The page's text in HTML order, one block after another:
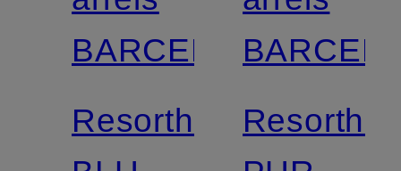
BARCELONA
Resorthemd